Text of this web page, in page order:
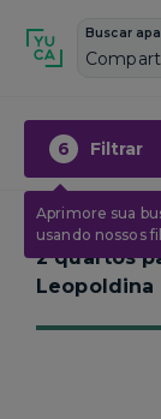
Buscar
6 Filtrar
Aprimore sua
usando nossos
Nenhum
2 quartos
Leopoldina